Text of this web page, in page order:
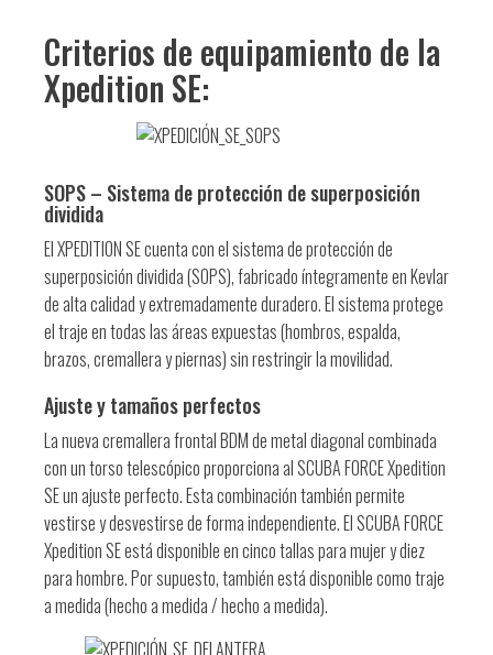
Criterios de equipamiento de la
Xpedition SE:
SOPS – Sistema de protección de superposición
dividida
El XPEDITION SE cuenta con el sistema de protección de
superposición dividida (SOPS), fabricado íntegramente en Kevlar
de alta calidad y extremadamente duradero. El sistema protege
el traje en todas las áreas expuestas (hombros, espalda,
brazos, cremallera y piernas) sin restringir la movilidad.
Ajuste y tamaños perfectos
La nueva cremallera frontal BDM de metal diagonal combinada
con un torso telescópico proporciona al SCUBA FORCE Xpedition
SE un ajuste perfecto. Esta combinación también permite
vestirse y desvestirse de forma independiente. El SCUBA FORCE
Xpedition SE está disponible en cinco tallas para mujer y diez
para hombre. Por supuesto, también está disponible como traje
a medida (hecho a medida / hecho a medida).